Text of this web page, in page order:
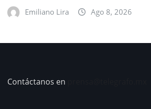
Emiliano Lira Ago 8, 2026
Contáctanos en